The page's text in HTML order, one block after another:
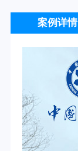
案例详情